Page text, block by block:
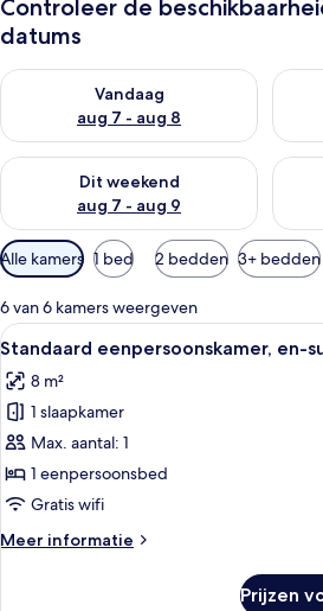
Controleer de
datums
Vandaag
aug 7 - aug 8
De beschikbaarheid controleren voor
De
Dit weekend
aug 7 - aug 9
De beschikbaarheid controlerenDe
Beschikbare
filters
voor
kamers
Alle kamers 1 bed 2 bedden 3+ bedden
6 van 6 kamers weergeven
Alle
foto's
voor
Standaard
eenpersoonskamer,
en-
suite
laden
Een
13
Standaard eenpersoonskamer, en-
8 m²
1 slaapkamer
Max. aantal: 1
1 eenpersoonsbed
Gratis wifi
Meer informatie
Meer
Prijzen